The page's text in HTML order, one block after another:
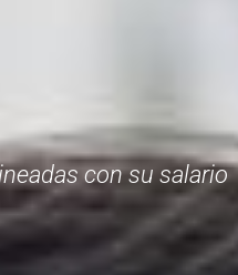
con su salario